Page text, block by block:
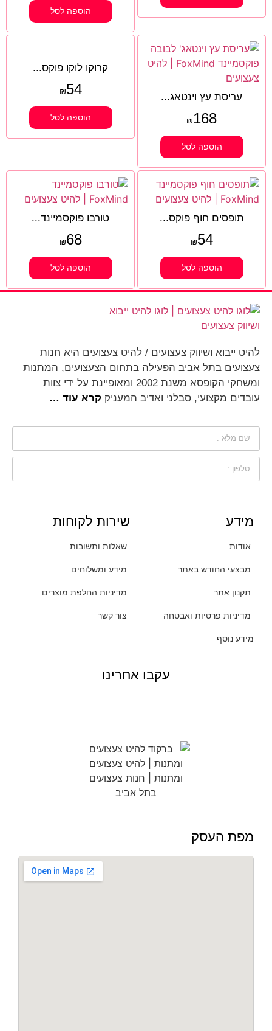
הוספה לסל
עריסת עץ וינטאג...
₪168
הוספה לסל
קרוקו לוקו פוקס...
₪54
הוספה לסל
תופסים חוף פוקס...
₪54
הוספה לסל
טורבו פוקסמיינד...
₪68
הוספה לסל
להיט ייבוא ושיווק צעצועים / להיט צעצועים היא חנות
צעצועים בתל אביב הפעילה בתחום הצעצועים, המתנות
ומשחקי הקופסא משנת 2002 ומאופיינת על ידי צוות
עובדים מקצועי, סבלני ואדיב המעניק קרא עוד …
מידע
אודות
מבצעי החודש באתר
תקנון אתר
מדיניות פרטיות ואבטחה
מידע נוסף
שירות לקוחות
שאלות ותשובות
מידע ומשלוחים
מדיניות החלפת מוצרים
צור קשר
עקבו אחרינו
מפת העסק